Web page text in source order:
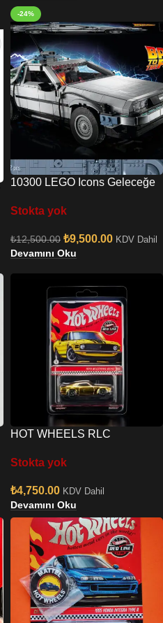
-24%
10300 LEGO Icons Geleceğe
Stokta yok
₺12,500.00 ₺9,500.00 KDV Dahil
Devamını Oku
HOT WHEELS RLC
Stokta yok
₺4,750.00 KDV Dahil
Devamını Oku